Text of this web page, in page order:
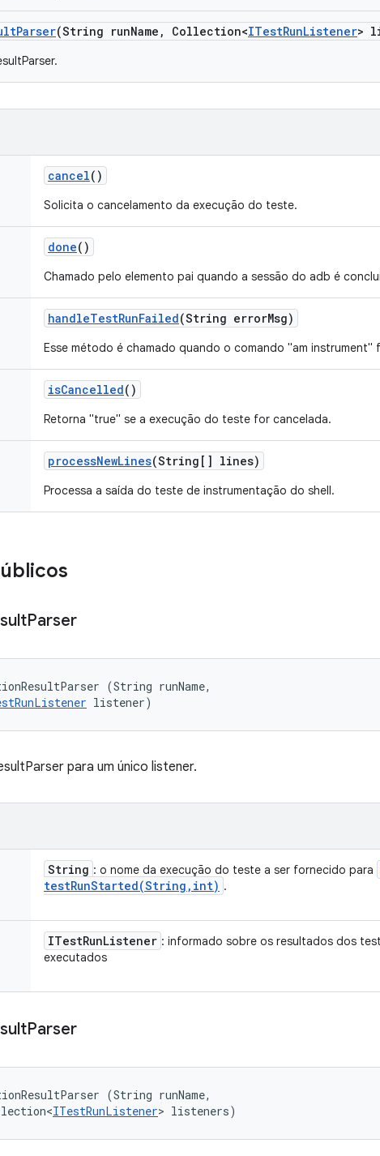
Parser(String runName , Collection<ITestRunListener>
cancel()
Solicita o cancelamento da execução do teste.
done()
Chamado pelo elemento pai quando a sessão do adb é
handleTestRunFailed(String errorMsg)
Esse método é chamado quando o comando "am instrument"
isCancelled()
Retorna "true" se a execução do teste for cancelada.
processNewLines(String[] lines)
Processa a saída do teste de instrumentação do shell.
Parser
(String runName,
listener)
para um único listener.
String : o nome da execução do teste a ser fornecido para
testRunStarted(String , int) .
ITestRunListener : informado sobre os resultados dos
executados
Parser
(String runName,
ITestRunListener> listeners)